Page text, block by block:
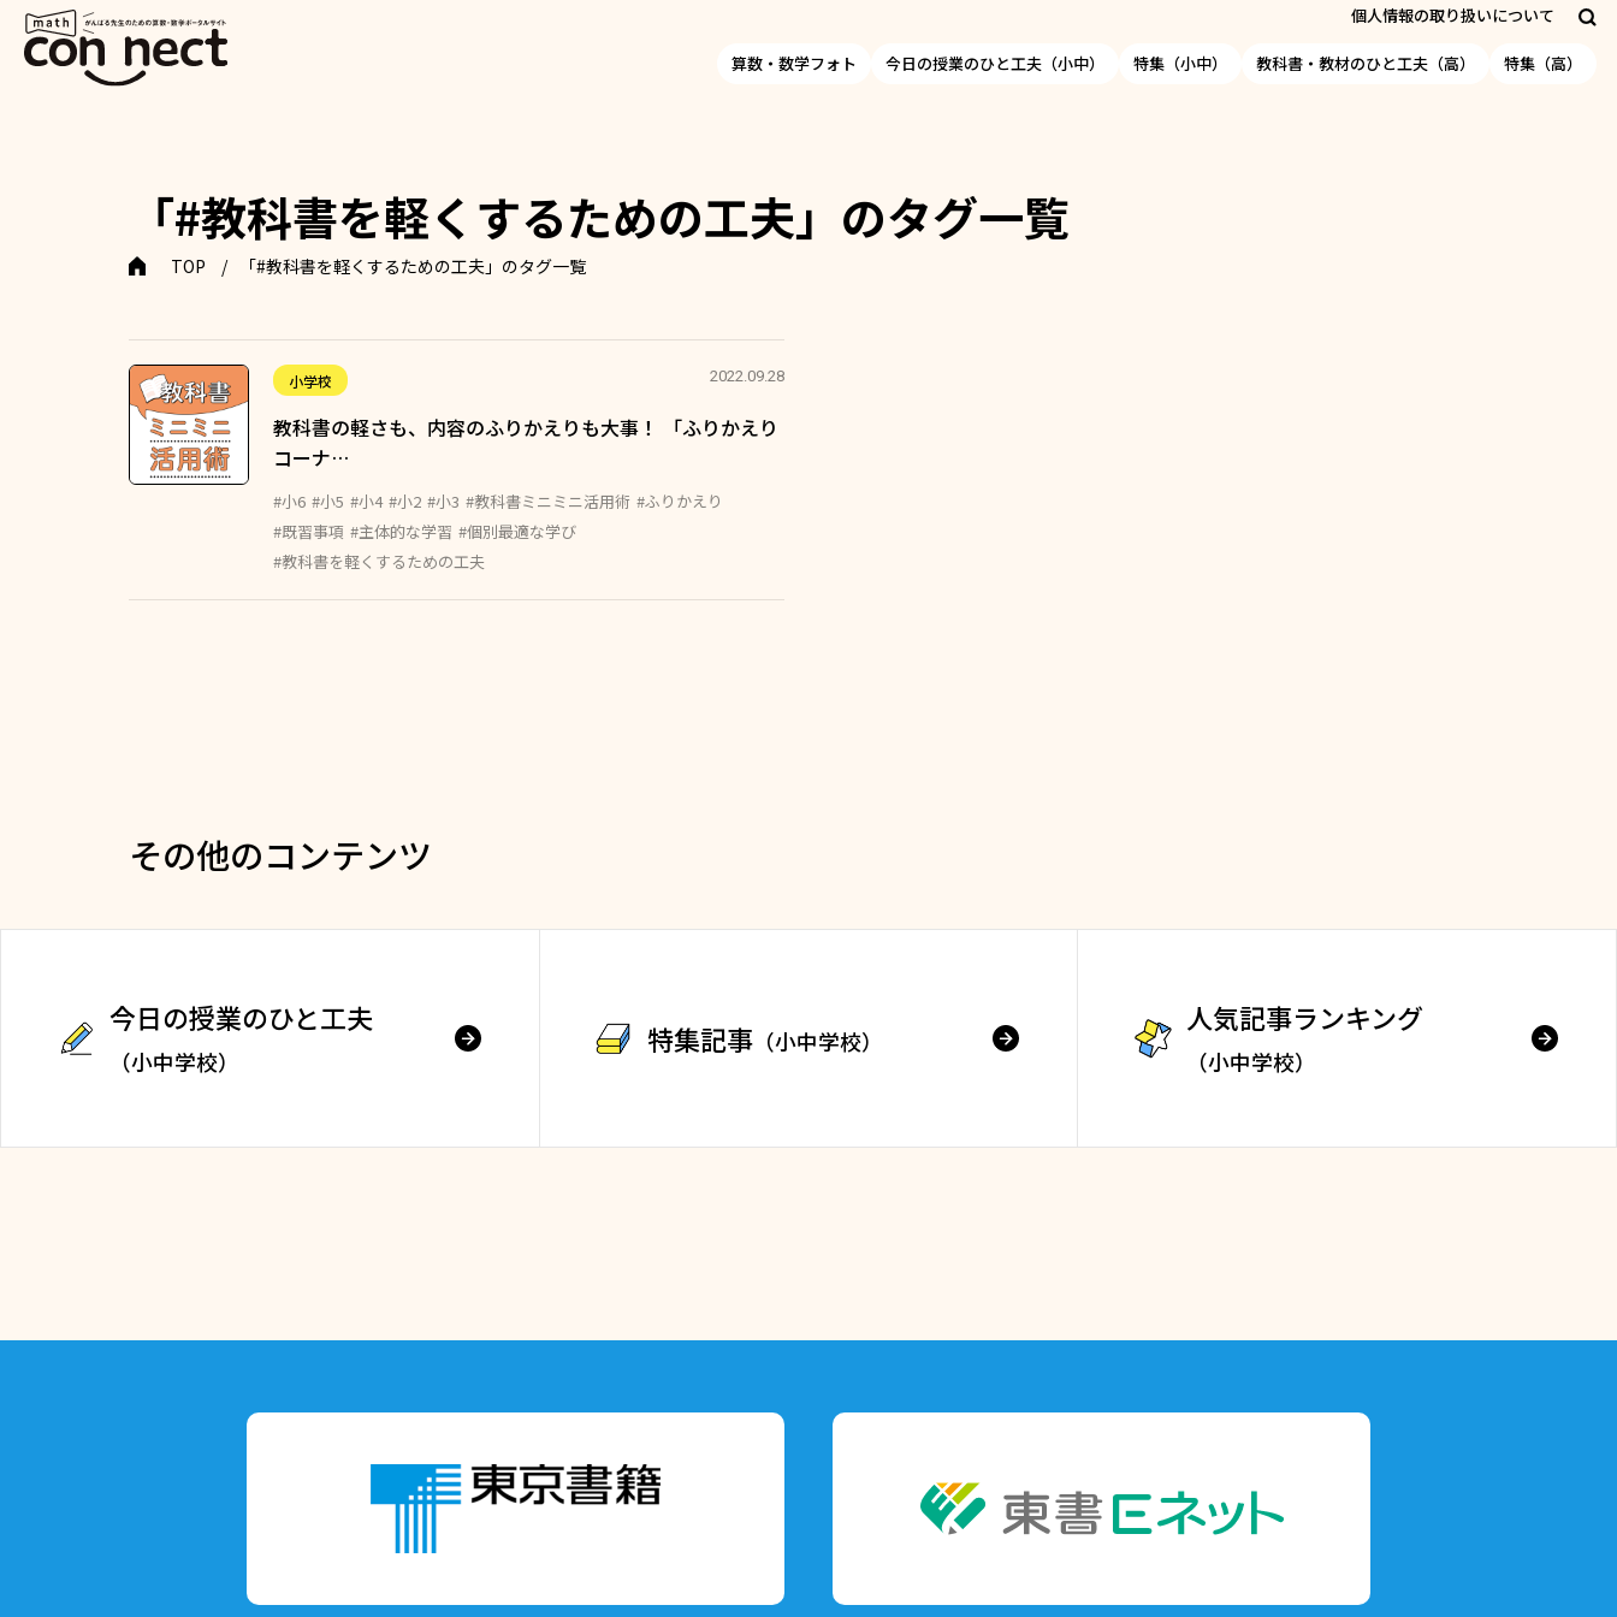
個人情報の取り扱いについて
算数・数学フォト 今日の授業のひと工夫（小中） 特集（小中） 教科書・教材のひと工夫（高） 特集（高）
「#教科書を軽くするための工夫」のタグ一覧
TOP 「#教科書を軽くするための工夫」のタグ一覧
小学校 2022.09.28
教科書の軽さも、内容のふりかえりも大事！ 「ふりかえり
コーナ…
#小6 #小5 #小4 #小2 #小3 #教科書ミニミニ活用術 #ふりかえり
#既習事項 #主体的な学習 #個別最適な学び
#教科書を軽くするための工夫
その他のコンテンツ
今日の授業のひと工夫
（小中学校）
特集記事 （小中学校）
人気記事ランキング
（小中学校）